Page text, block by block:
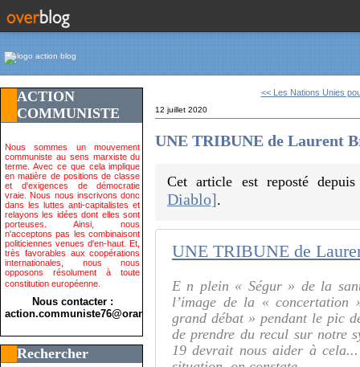
ACTION
COMMUNISTE
Nous sommes un mouvement
communiste au sens marxiste du
terme. Avec ce que cela implique
en matière de positions de classe
et d'exigences de démocratie
vraie. Nous nous inscrivons donc
dans les luttes anti-capitalistes et
relayons les idées dont elles sont
porteuses. Ainsi, nous
n'acceptons pas les combinaisont
politiciennes venues d'en-haut. Et,
très favorables aux coopérations
internationales, nous nous
opposons résolument à toute
constitution européenne.
Nous contacter :
action.communiste76@orange.fr>
Rechercher
<< Les Nations Unies
12 juillet 2020
UNE TRIBUNE de Laurent
Cet article est reposté
Diablo].
E n plein « Ségur » de la
l’image de la «
grand débat » pendant le pic
de prendre du recul sur notre
19 devrait nous aider à